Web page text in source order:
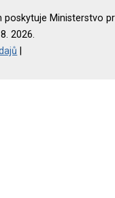
Ministerstvo
2026.